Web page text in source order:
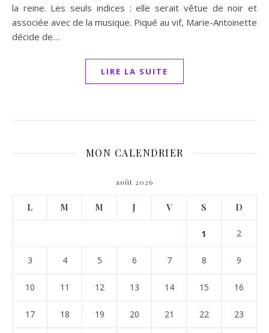
la reine. Les seuls indices : elle serait vêtue de noir et
associée avec de la musique. Piqué au vif, Marie-Antoinette
décide de…
LIRE LA SUITE
MON CALENDRIER
août 2026
L M M J V S D
1 2
3 4 5 6 7 8 9
10 11 12 13 14 15 16
17 18 19 20 21 22 23